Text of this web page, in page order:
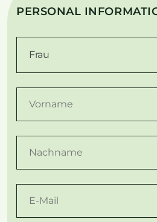
PERSONAL
Frau